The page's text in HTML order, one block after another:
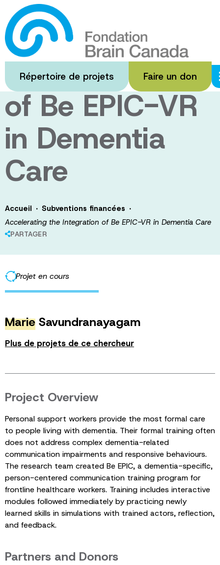
Passer
au
contenu
principal
Répertoire de projets Faire un don
Accelerating
the Integration
of Be EPIC-VR
in Dementia
Care
Accueil · Subventions financées ·
Accelerating the Integration of Be EPIC-VR in Dementia Care
PARTAGER
Projet en cours
Marie Savundranayagam
Plus de projets de ce chercheur
Project Overview
Personal support workers provide the most formal care
to people living with dementia. Their formal training often
does not address complex dementia-related
communication impairments and responsive behaviours.
The research team created Be EPIC, a dementia-specific,
person-centered communication training program for
frontline healthcare workers. Training includes interactive
modules followed immediately by practicing newly
learned skills in simulations with trained actors, reflection,
and feedback.
Partners and Donors